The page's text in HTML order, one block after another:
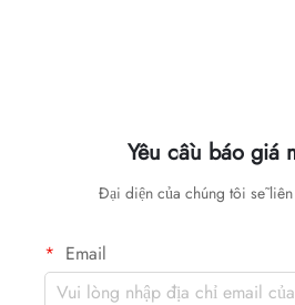
Yêu cầu báo giá
Đại diện của chúng tôi sẽ liên
Email